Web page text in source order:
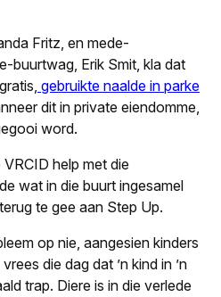
Fritz, en mede-
buurtwag, Erik Smit, kla dat
gebruikte naalde in parke
dit in private eiendomme,
word.
VRCID help met die
wat in die buurt ingesamel
te gee aan Step Up.
op nie, aangesien kinders
die dag dat ’n kind in ’n
trap. Diere is in die verlede